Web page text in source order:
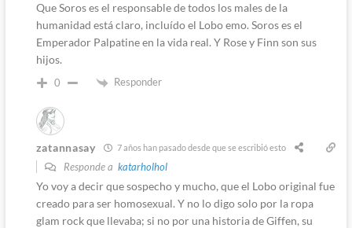
Que Soros es el responsable de todos los males de la
humanidad está claro, incluído el Lobo emo. Soros es el
Emperador Palpatine en la vida real. Y Rose y Finn son sus
hijos.
0 Responder
zatannasay 7 años han pasado desde que se escribió esto
Responde a katarholhol
Yo voy a decir que sospecho y mucho, que el Lobo original fue
creado para ser homosexual. Y no lo digo solo por la ropa
glam rock que llevaba; si no por una historia de Giffen, su